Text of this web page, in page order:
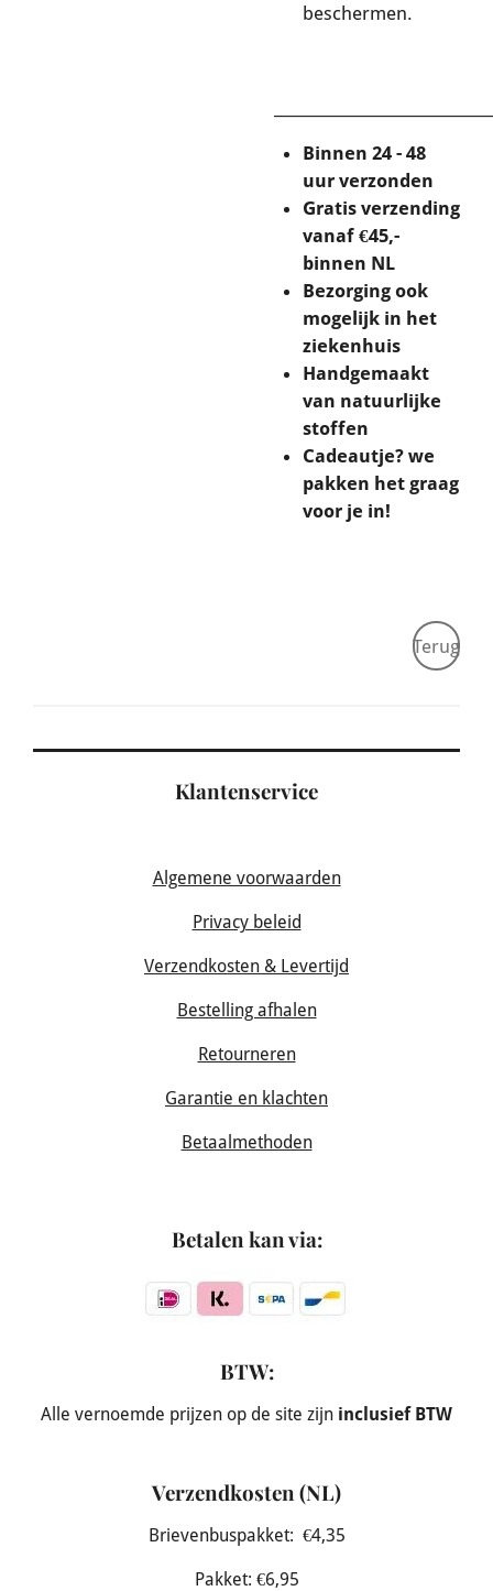
beschermen.
Binnen 24 - 48
uur verzonden
Gratis verzending
vanaf €45,-
binnen NL
Bezorging ook
mogelijk in het
ziekenhuis
Handgemaakt
van natuurlijke
stoffen
Cadeautje? we
pakken het graag
voor je in!
Terug
Klantenservice
Algemene voorwaarden
Privacy beleid
Verzendkosten & Levertijd
Bestelling afhalen
Retourneren
Garantie en klachten
Betaalmethoden
Betalen kan via:
BTW:
Alle vernoemde prijzen op de site zijn inclusief BTW
Verzendkosten (NL)
Brievenbuspakket: €4,35
Pakket: €6,95